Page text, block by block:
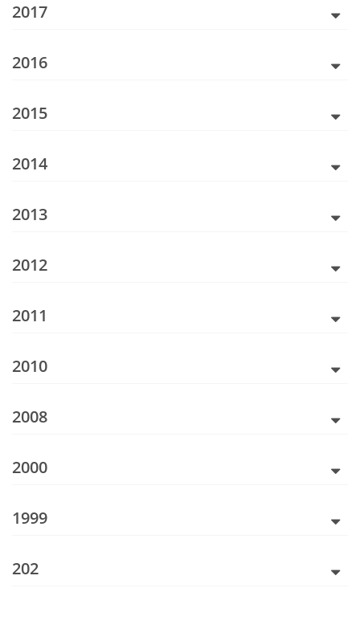
2017
2016
2015
2014
2013
2012
2011
2010
2008
2000
1999
202